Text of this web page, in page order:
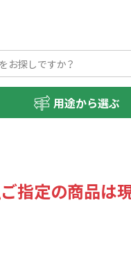
用途から選ぶ
ご指定の商品は